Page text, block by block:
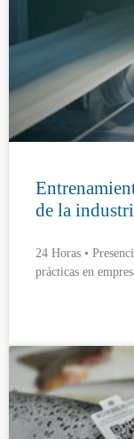
de la
24 Horas •
prácticas en